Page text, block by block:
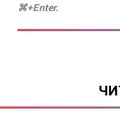
⌘+Enter.